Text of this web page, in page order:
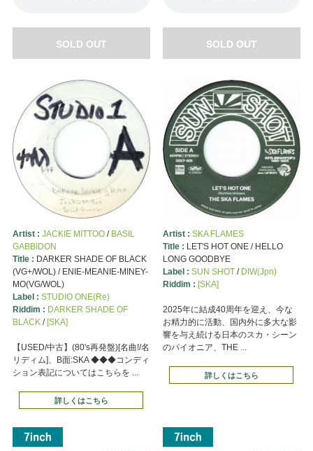
SOLD OUT SOLD OUT
Artist : JACKIE MITTOO/ BASIL
GABBIDON
Title : DARKER SHADE OF BLACK
(VG+/WOL) / ENIE-MEANIE-MINEY-
MO(VG/WOL)
Label : STUDIO ONE(Re)
Riddim : DARKER SHADE OF
BLACK/[SKA]
【USED/中古】(80's再発盤)[名曲!/名
リディム]、B面:SKA ◆◆◆コンディ
ション表記についてはこちらを ...
詳しくはこちら
Artist : SKA FLAMES
Title : LET'S HOT ONE / HELLO
LONG GOODBYE
Label : SUN SHOT/ DIW(Jpn)
Riddim : [SKA]
2025年に結成40周年を迎え、今な
お精力的に活動、国内外に多大な影
響を与え続ける日本のスカ・シーン
のパイオニア、THE ...
詳しくはこちら